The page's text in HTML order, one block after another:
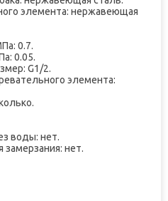
элемента: нержавеющая
0.7.
0.05.
G1/2.
элемента:
воды: нет.
нет.